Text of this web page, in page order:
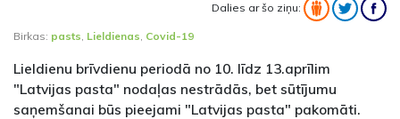
Dalies ar šo ziņu:
Birkas: pasts Lieldienas Covid-19
Lieldienu brīvdienu periodā no 10. līdz 13.aprīlim
"Latvijas pasta" nodaļas nestrādās, bet sūtījumu
saņemšanai būs pieejami "Latvijas pasta" pakomāti.